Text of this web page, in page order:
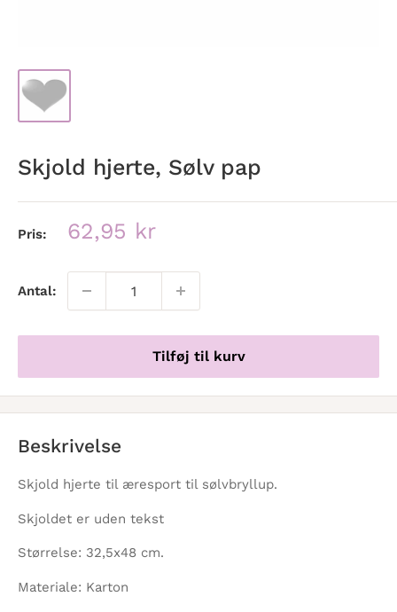
Skjold hjerte, Sølv pap
Pris: Udsalgspris
62,95 kr
Antal:
Tilføj til kurv
Beskrivelse
Skjold hjerte til æresport til sølvbryllup.
Skjoldet er uden tekst
Størrelse: 32,5x48 cm.
Materiale: Karton